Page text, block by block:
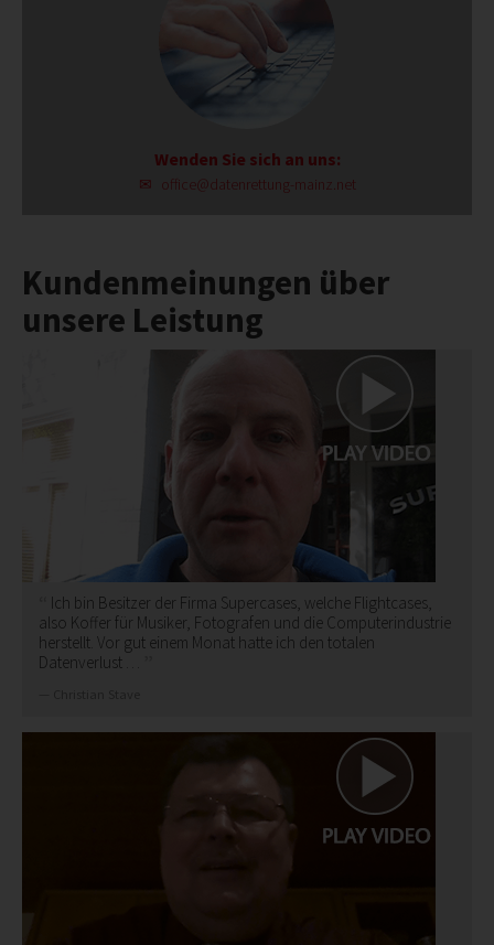
Wenden Sie sich an uns:
office@datenrettung-mainz.net
Kundenmeinungen über
unsere Leistung
Ich bin Besitzer der Firma Supercases, welche Flightcases,
also Koffer für Musiker, Fotografen und die Computerindustrie
herstellt. Vor gut einem Monat hatte ich den totalen
Datenverlust …